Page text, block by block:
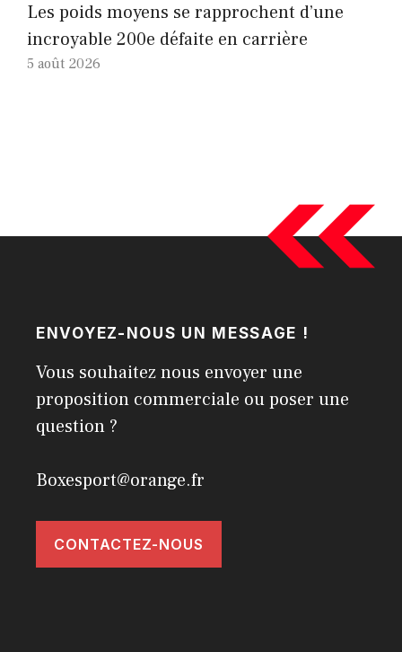
Les poids moyens se rapprochent d’une
incroyable 200e défaite en carrière
5 août 2026
ENVOYEZ-NOUS UN MESSAGE !
Vous souhaitez nous envoyer une
proposition commerciale ou poser une
question ?
Boxesport@orange.fr
CONTACTEZ-NOUS